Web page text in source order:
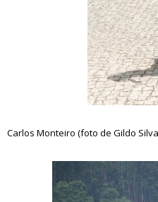
Carlos Monteiro (foto de Gildo